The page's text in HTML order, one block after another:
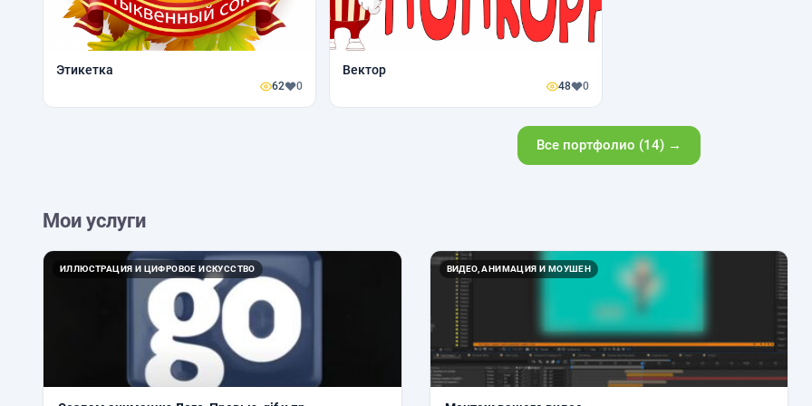
Этикетка
62 0
Вектор
48 0
Все портфолио (14) →
Мои услуги
ИЛЛЮСТРАЦИЯ И ЦИФРОВОЕ ИСКУССТВО ВИДЕО, АНИМАЦИЯ И МОУШЕН